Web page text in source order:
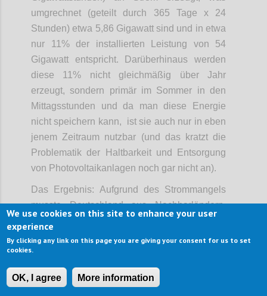
umgrechnet (geteilt durch 365 Tage x 24
Stunden) etwa 5,86 Gigawatt sind und in etwa
nur 11% der installierten Leistung von 54
Gigawatt entspricht. Darüberhinaus werden
diese 11% nicht gleichmäßig über Jahr
erzeugt, sondern primär im Sommer in den
Mittagsstunden und da man diese Energie
nicht speichern kann, ist sie auch nur in eben
jenem Zeitraum nutzbar (und das kratzt die
Problematik der Haltbarkeit und Entsorgung
von Photovoltaikanlagen noch gar nicht an).
Das Ergebnis: Aufgrund des Strommangels
musste Deutschland aus Nachbarländern,
allen voran Frankreich, notgedrungen Strom
einkaufen und seine Kohlekraftwerke wieder
hochfahren, was in Folge zu stetig steigenden
Stromkosten für die Endverbraucher und
einem höheren CO2-Ausstoß geführt hat, als
We use cookies on this site to enhance your user
experience
By clicking any link on this page you are giving your consent for us to set
cookies.
OK, I agree More information